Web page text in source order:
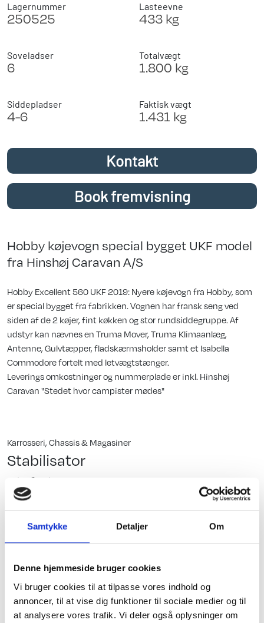
Samtykke Detaljer Om
Denne hjemmeside bruger cookies
Vi bruger cookies til at tilpasse vores indhold og
annoncer, til at vise dig funktioner til sociale medier og til
at analysere vores trafik. Vi deler også oplysninger om
Lagernummer
250525
Soveladser
6
Siddepladser
4-6
Lasteevne
433 kg
Totalvægt
1.800 kg
Faktisk vægt
1.431 kg
Kontakt
Book fremvisning
Hobby køjevogn special bygget UKF model
fra Hinshøj Caravan A/S
Hobby Excellent 560 UKF 2019: Nyere køjevogn fra Hobby, som
er special bygget fra fabrikken. Vognen har fransk seng ved
siden af de 2 køjer, fint køkken og stor rundsiddegruppe. Af
udstyr kan nævnes en Truma Mover, Truma Klimaanlæg,
Antenne, Gulvtæpper, fladskærmsholder samt et Isabella
Commodore fortelt med letvægtstænger.
Leverings omkostninger og nummerplade er inkl. Hinshøj
Caravan "Stedet hvor campister mødes"
Karrosseri, Chassis & Magasiner
Stabilisator
Alufælge
Mover
Vindue i dør
Fluenetsdør
Serviceklap
Mover mærke: Truma SX
Spots i siddegruppe
Hjørnelys i siddegrp.
Senge-spots